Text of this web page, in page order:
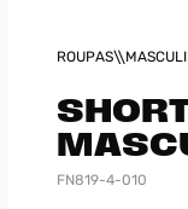
ROUPAS
FN819-4-010